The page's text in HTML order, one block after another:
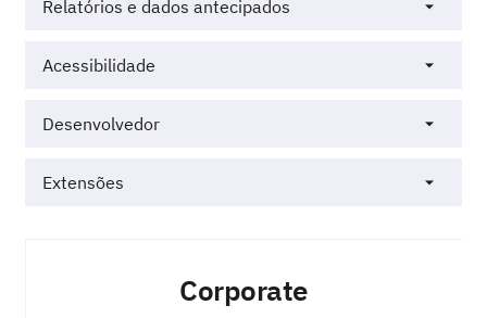
Relatórios e dados antecipados
Acessibilidade
Desenvolvedor
Extensões
Corporate